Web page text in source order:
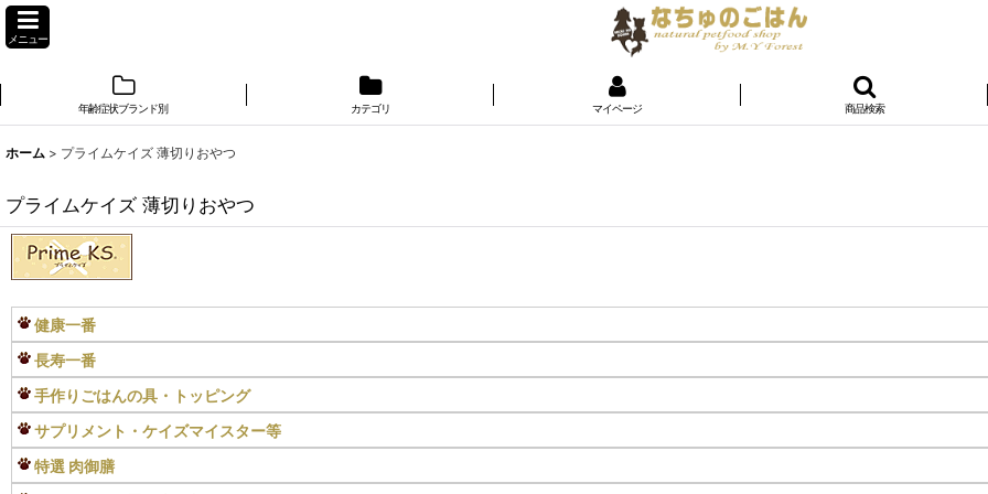
メニュー
年齢症状ブランド別 カテゴリ マイページ 商品検索
ホーム > プライムケイズ 薄切りおやつ
プライムケイズ 薄切りおやつ
健康一番
長寿一番
手作りごはんの具・トッピング
サプリメント・ケイズマイスター等
特選 肉御膳